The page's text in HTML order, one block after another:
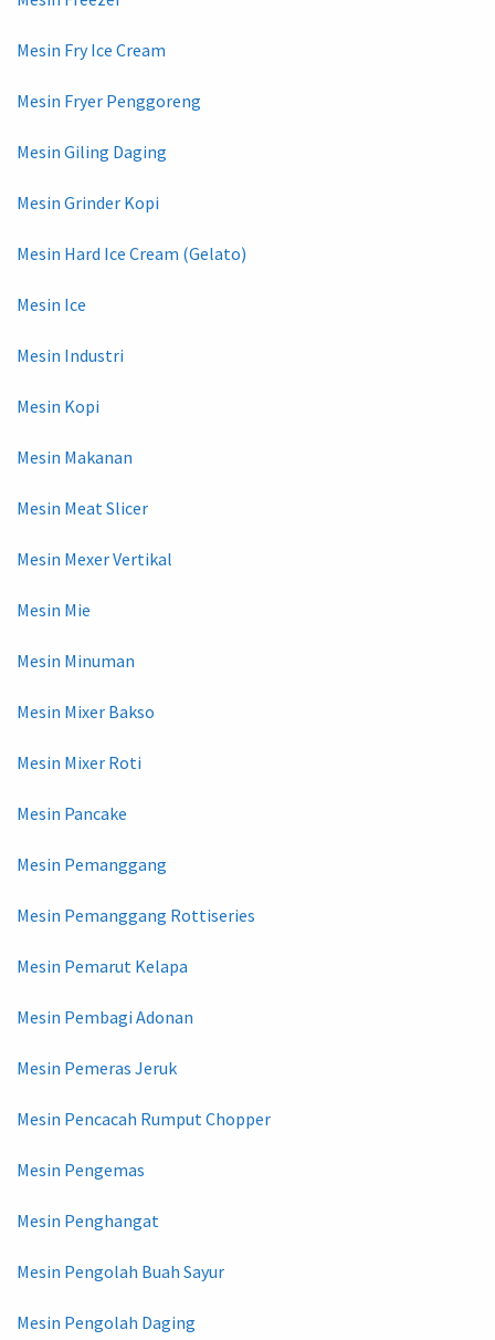
Mesin Fry Ice Cream
Mesin Fryer Penggoreng
Mesin Giling Daging
Mesin Grinder Kopi
Mesin Hard Ice Cream (Gelato)
Mesin Ice
Mesin Industri
Mesin Kopi
Mesin Makanan
Mesin Meat Slicer
Mesin Mexer Vertikal
Mesin Mie
Mesin Minuman
Mesin Mixer Bakso
Mesin Mixer Roti
Mesin Pancake
Mesin Pemanggang
Mesin Pemanggang Rottiseries
Mesin Pemarut Kelapa
Mesin Pembagi Adonan
Mesin Pemeras Jeruk
Mesin Pencacah Rumput Chopper
Mesin Pengemas
Mesin Penghangat
Mesin Pengolah Buah Sayur
Mesin Pengolah Daging